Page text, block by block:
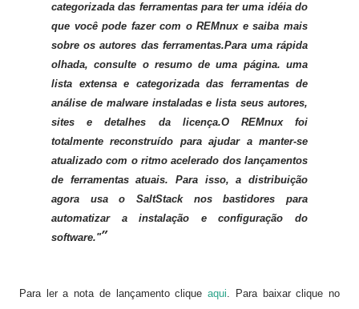
categorizada das ferramentas para ter uma idéia do
que você pode fazer com o REMnux e saiba mais
sobre os autores das ferramentas.Para uma rápida
olhada, consulte o resumo de uma página. uma
lista extensa e categorizada das ferramentas de
análise de malware instaladas e lista seus autores,
sites e detalhes da licença.O REMnux foi
totalmente reconstruído para ajudar a manter-se
atualizado com o ritmo acelerado dos lançamentos
de ferramentas atuais. Para isso, a distribuição
agora usa o SaltStack nos bastidores para
automatizar a instalação e configuração do
software."
Para ler a nota de lançamento cliqueaqui. Para baixar clique no